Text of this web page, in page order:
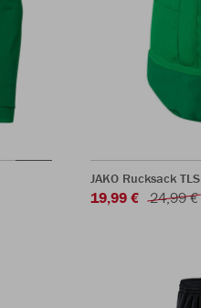
JAKO Rucksack TLS
19,99 € 24,99 €